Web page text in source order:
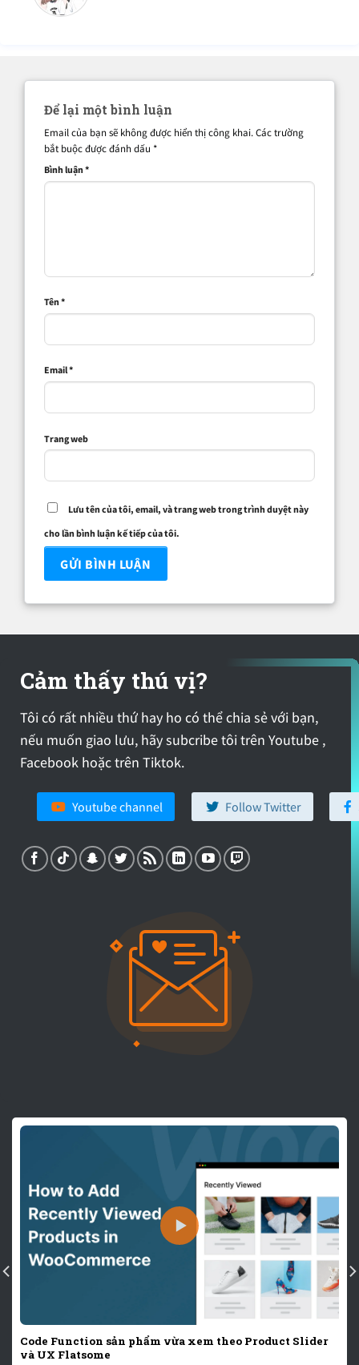
Để lại một bình luận
Email của bạn sẽ không được hiển thị công khai.Các trường
bắt buộc được đánh dấu *
Bình luận*
Tên*
Email*
Trang web
Lưu tên của tôi, email, và trang web trong trình duyệt này
cho lần bình luận kế tiếp của tôi.
Cảm thấy thú vị?
Tôi có rất nhiều thứ hay ho có thể chia sẻ với bạn,
nếu muốn giao lưu, hãy subcribe tôi trên Youtube ,
Facebook hoặc trên Tiktok.
Youtube channel Follow Twitter
Code Function sản phẩm vừa xem theo Product Slider
và UX Flatsome